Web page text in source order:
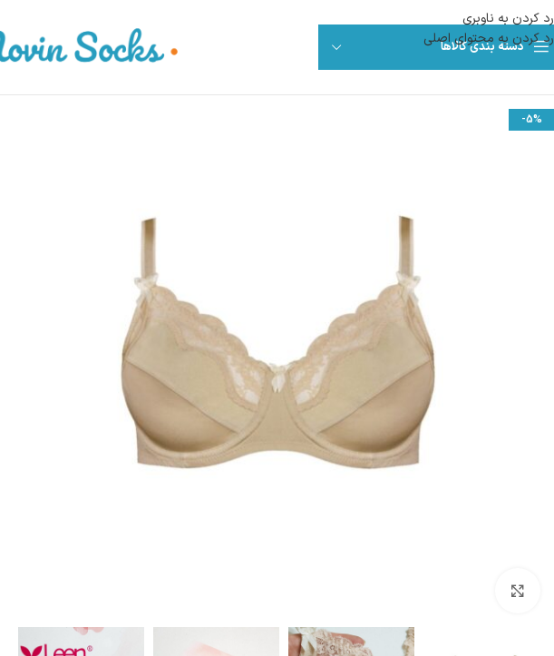
رد کردن به ناوبری
رد کردن به محتوای اصلی
دسته بندی کالاها
-5%